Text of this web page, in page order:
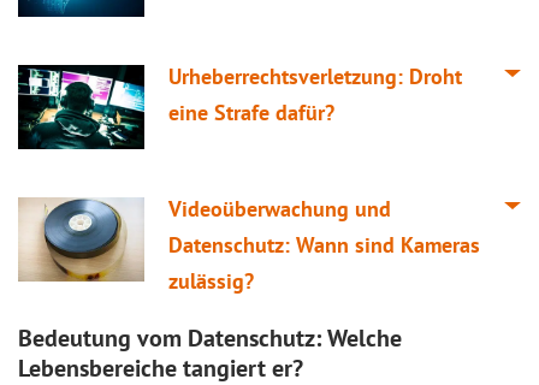
Urheberrechtsverletzung: Droht
eine Strafe dafür?
Videoüberwachung und
Datenschutz: Wann sind Kameras
zulässig?
Bedeutung vom Datenschutz: Welche
Lebensbereiche tangiert er?